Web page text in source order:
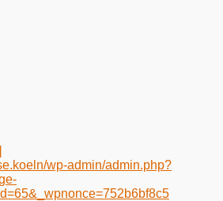
wp-admin/admin.php?